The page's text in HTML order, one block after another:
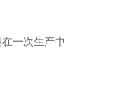
一次生产中